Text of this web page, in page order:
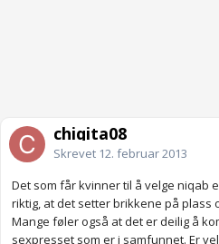
chiqita08
Skrevet 12. februar 2013
Det som får kvinner til å velge niqab
riktig, at det setter brikkene på plass
Mange føler også at det er deilig å
sexpresset som er i samfunnet. Er